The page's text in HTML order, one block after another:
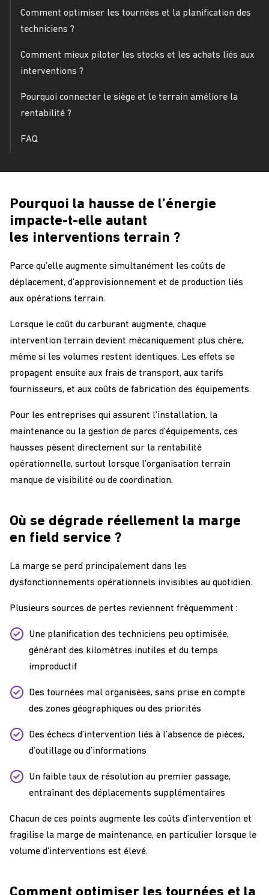
Comment optimiser les tournées et la planification des
techniciens ?
Comment mieux piloter les stocks et les achats liés aux
interventions ?
Pourquoi connecter le siège et le terrain améliore la
rentabilité ?
FAQ
Pourquoi la hausse de l’énergie
impacte-t-elle autant
les interventions terrain ?
Parce qu’elle augmente simultanément les coûts de
déplacement, d’approvisionnement et de production liés
aux opérations terrain.
Lorsque le coût du carburant augmente, chaque
intervention terrain devient mécaniquement plus chère,
même si les volumes restent identiques. Les effets se
propagent ensuite aux frais de transport, aux tarifs
fournisseurs, et aux coûts de fabrication des équipements.
Pour les entreprises qui assurent l’installation, la
maintenance ou la gestion de parcs d’équipements, ces
hausses pèsent directement sur la rentabilité
opérationnelle, surtout lorsque l’organisation terrain
manque de visibilité ou de coordination.
Où se dégrade réellement la marge
en field service ?
La marge se perd principalement dans les
dysfonctionnements opérationnels invisibles au quotidien.
Plusieurs sources de pertes reviennent fréquemment :
Une planification des techniciens peu optimisée,
générant des kilomètres inutiles et du temps
improductif
Des tournées mal organisées, sans prise en compte
des zones géographiques ou des priorités
Des échecs d’intervention liés à l’absence de pièces,
d’outillage ou d’informations
Un faible taux de résolution au premier passage,
entraînant des déplacements supplémentaires
Chacun de ces points augmente les coûts d’intervention et
fragilise la marge de maintenance, en particulier lorsque le
volume d’interventions est élevé.